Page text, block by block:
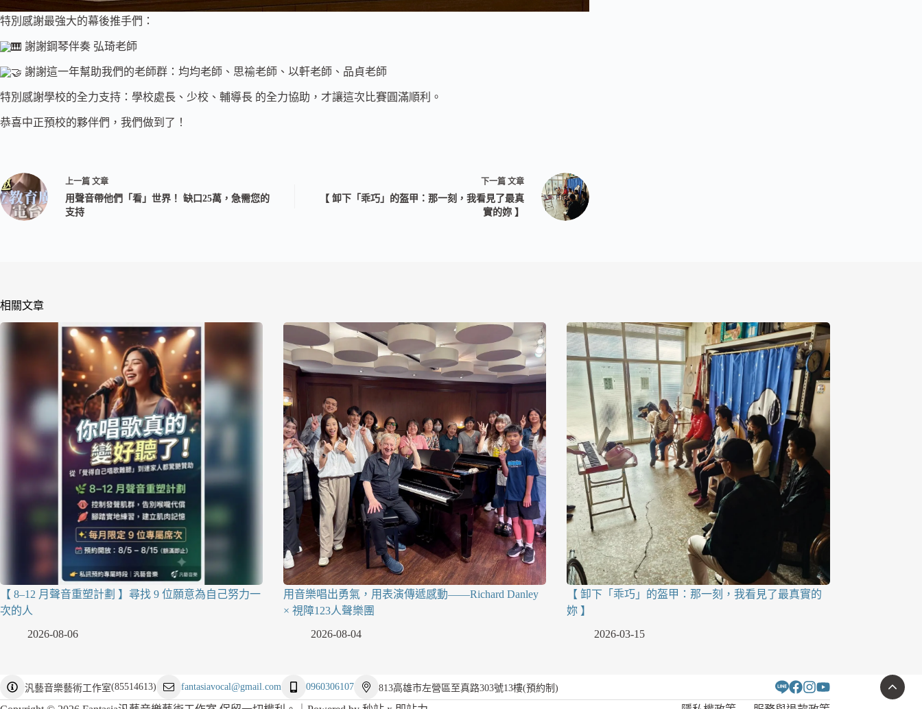
特別感謝最強大的幕後推手們：
謝謝鋼琴伴奏 弘琦老師
謝謝這一年幫助我們的老師群：均均老師、思褕老師、以軒老師、品貞老師
特別感謝學校的全力支持：學校處長、少校、輔導長 的全力協助，才讓這次比賽圓滿順利。
恭喜中正預校的夥伴們，我們做到了！
上一篇 文章
用聲音帶他們「看」世界！ 缺口25萬，急需您的
支持
下一篇 文章
【 卸下「乖巧」的盔甲：那一刻，我看見了最真
實的妳 】
相關文章
【 8–12 月聲音重塑計劃 】尋找 9 位願意為自己努力一
次的人
2026-08-06
用音樂唱出勇氣，用表演傳遞感動——Richard Danley
× 視障123人聲樂團
2026-08-04
【 卸下「乖巧」的盔甲：那一刻，我看見了最真實的
妳 】
2026-03-15
汎藝音樂藝術工作室(85514613) fantasiavocal@gmail.com 0960306107 813高雄市左營區至真路303號13樓(預約制)